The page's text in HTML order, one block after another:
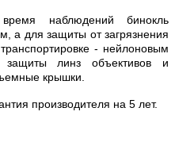
наблюдений бинокль
а для защиты от загрязнения
- нейлоновым
защиты линз объективов и
крышки.
производителя на 5 лет.